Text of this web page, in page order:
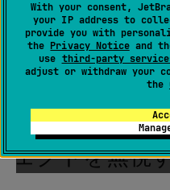
With your consent,
your IP address to
provide you with
the Privacy Noticeand
use third-party
adjust or withdraw your
the
このトピックでは、
視するために利用できる
凍結されたコ
パーティのコ
ェクトを無視